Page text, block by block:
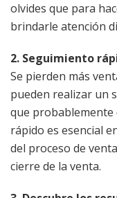
olvides que para
brindarle atención
2. Seguimiento
Se pierden más
pueden realizar un
que probablemente
rápido es esencial
del proceso de
cierre de la venta.